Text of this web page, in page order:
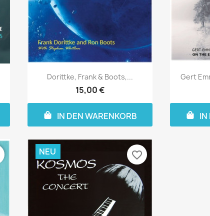
Dorittke, Frank & Boots,...
15,00 €
IN DEN WARENKORB
Gert
IN
NEU favorite_border